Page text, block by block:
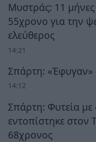
Μυστράς: 11
55χρονο για την
ελεύθερος
14:21
Σπάρτη:
14:12
Σπάρτη: Φυτεία
εντοπίστηκε στον
68χρονος